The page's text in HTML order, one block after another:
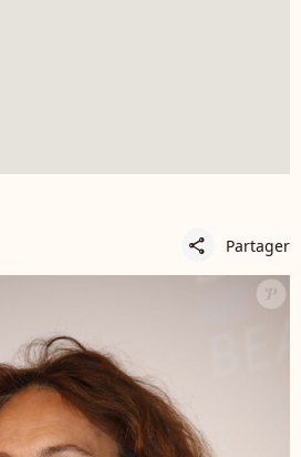
share Partager